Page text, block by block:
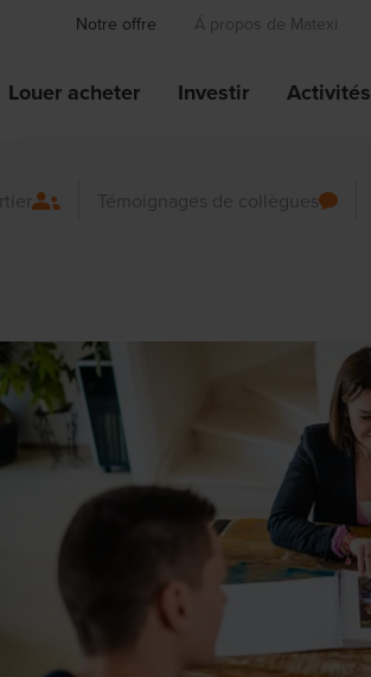
Notre offre Á propos de Matexi
Louer acheter Investir Activités
Témoignages de collègues